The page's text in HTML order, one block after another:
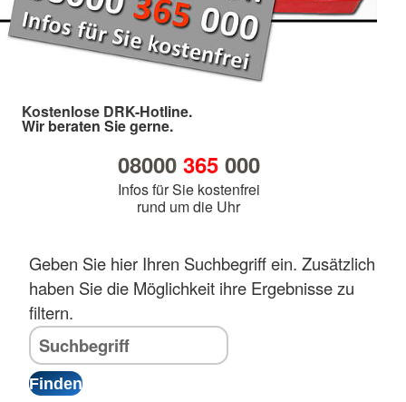
Kostenlose DRK-Hotline.
Wir beraten Sie gerne.
08000 365000
Infos für Sie kostenfrei
rund um die Uhr
Geben Sie hier Ihren Suchbegriff ein. Zusätzlich
haben Sie die Möglichkeit ihre Ergebnisse zu
filtern.